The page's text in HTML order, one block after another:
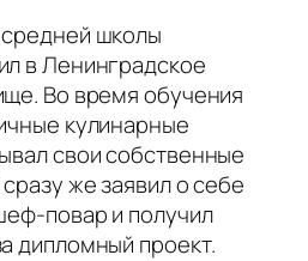
школы
в Ленинградское
Во время обучения
кулинарные
свои собственные
же заявил о себе
повар и получил
дипломный проект.